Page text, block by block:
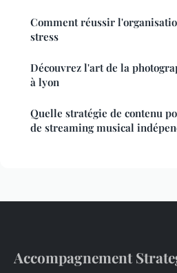
Comment réussir
stress
Découvrez l'art de la
à lyon
Quelle stratégie de contenu
de streaming musical
Accompagnement